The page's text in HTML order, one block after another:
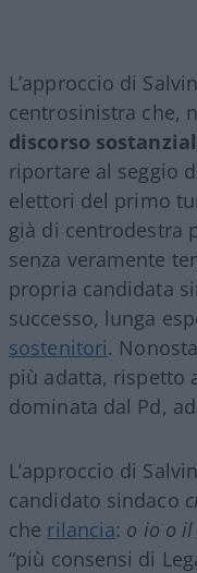
L’approccio di
centrosinistra che,
discorso
riportare al seggio
elettori del primo
già di centrodestra
senza veramente
propria candidata
successo, lunga
sostenitori.
più adatta, rispetto
dominata dal Pd,
L’approccio di
candidato sindaco
che rilancia: o io o il
“più consensi di